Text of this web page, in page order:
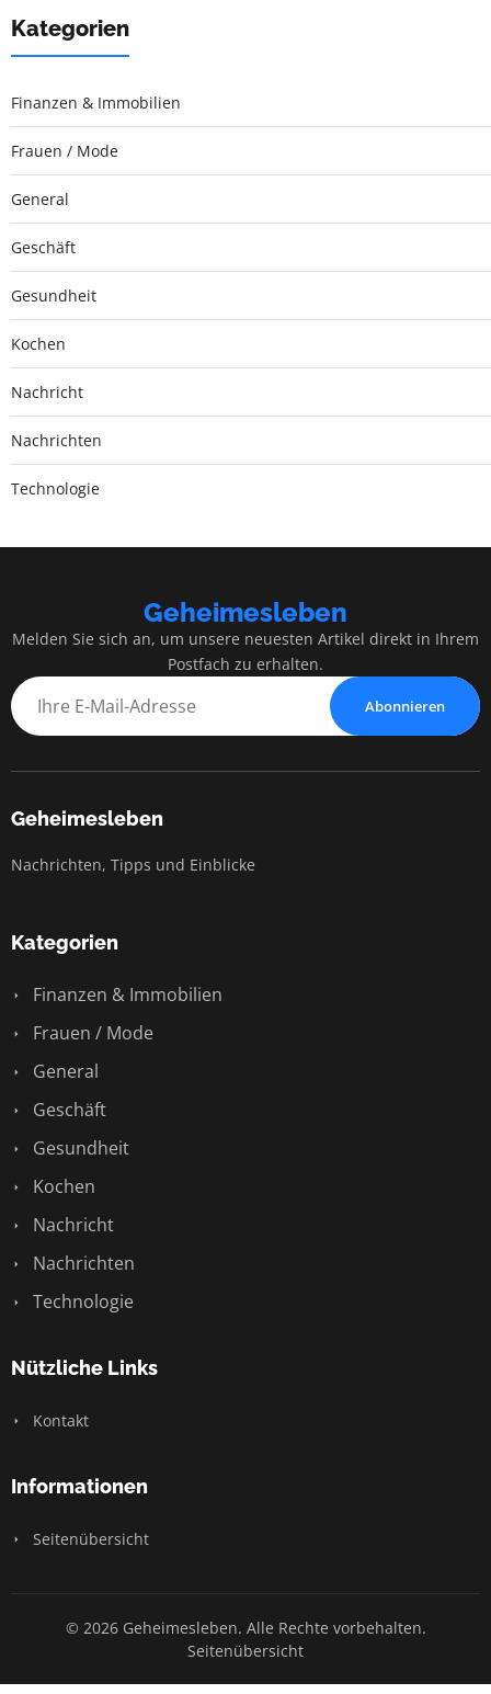
Kategorien
Finanzen & Immobilien
Frauen / Mode
General
Geschäft
Gesundheit
Kochen
Nachricht
Nachrichten
Technologie
Geheimesleben
Melden Sie sich an, um unsere neuesten Artikel direkt in Ihrem
Postfach zu erhalten.
Abonnieren
Geheimesleben
Nachrichten, Tipps und Einblicke
Kategorien
Finanzen & Immobilien
Frauen / Mode
General
Geschäft
Gesundheit
Kochen
Nachricht
Nachrichten
Technologie
Nützliche Links
Kontakt
Informationen
Seitenübersicht
© 2026 Geheimesleben. Alle Rechte vorbehalten.
Seitenübersicht